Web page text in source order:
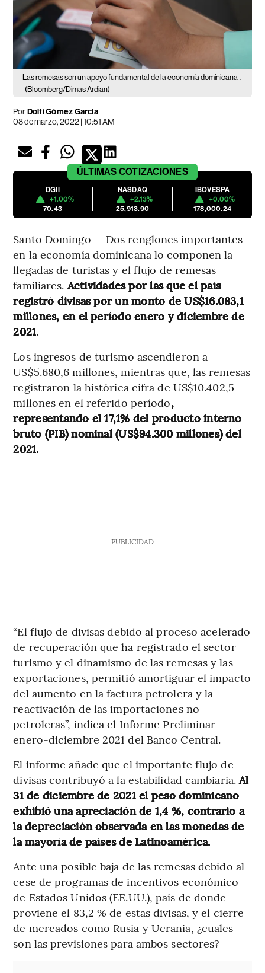
Las remesas son un apoyo fundamental de la economía dominicana .
(Bloomberg/Dimas Ardian)
PorDolfi Gómez García
08 de marzo, 2022 | 10:51 AM
ÚLTIMAS COTIZACIONES
DGII
+1.00%
70.43
NASDAQ
+2.13%
25,913.90
IBOVESPA
+0.00%
178,000.24
Santo Domingo — Dos renglones importantes
en la economía dominicana lo componen la
llegadas de turistas y el flujo de remesas
familiares.Actividades por las que el país
registró divisas por un monto de US$16.083,1
millones, en el período enero y diciembre de
2021.
Los ingresos de turismo ascendieron a
US$5.680,6 millones, mientras que, las remesas
registraron la histórica cifra de US$10.402,5
millones en el referido período,
representando el 17,1% del producto interno
bruto (PIB) nominal (US$94.300 millones) del
2021.
PUBLICIDAD
“El flujo de divisas debido al proceso acelerado
de recuperación que ha registrado el sector
turismo y el dinamismo de las remesas y las
exportaciones, permitió amortiguar el impacto
del aumento en la factura petrolera y la
reactivación de las importaciones no
petroleras”, indica el Informe Preliminar
enero-diciembre 2021 del Banco Central.
El informe añade que el importante flujo de
divisas contribuyó a la estabilidad cambiaria.Al
31 de diciembre de 2021 el peso dominicano
exhibió una apreciación de 1,4 %, contrario a
la depreciación observada en las monedas de
la mayoría de países de Latinoamérica.
Ante una posible baja de las remesas debido al
cese de programas de incentivos económico
de Estados Unidos (EE.UU.), país de donde
proviene el 83,2 % de estas divisas, y el cierre
de mercados como Rusia y Ucrania, ¿cuales
son las previsiones para ambos sectores?